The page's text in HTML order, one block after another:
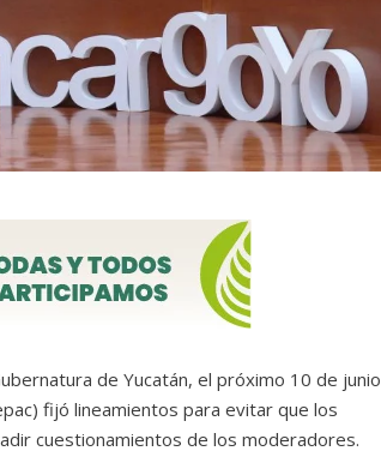
de Yucatán, el próximo 10 de junio
fijó lineamientos para evitar que los
cuestionamientos de los moderadores.